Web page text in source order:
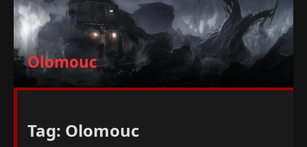
Olomouc
Tag: Olomouc